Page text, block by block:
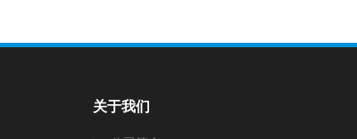
关于我们